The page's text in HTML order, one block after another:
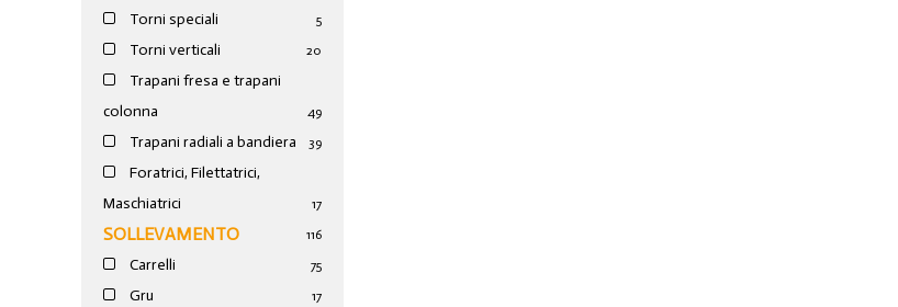
Torni speciali 5
Torni verticali 20
Trapani fresa e trapani
colonna
49
Trapani radiali a bandiera 39
Foratrici, Filettatrici,
Maschiatrici
17
SOLLEVAMENTO 116
Carrelli 75
Gru 17